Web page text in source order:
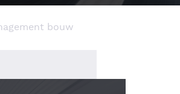
bouw